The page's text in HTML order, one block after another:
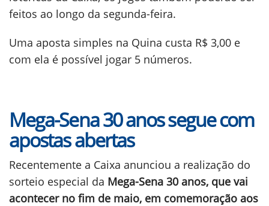
feitos ao longo da segunda-feira.
Uma aposta simples na Quina custa R$ 3,00 e
com ela é possível jogar 5 números.
Mega-Sena 30 anos segue com
apostas abertas
Recentemente a Caixa anunciou a realização do
sorteio especial da Mega-Sena 30 anos, que vai
acontecer no fim de maio, em comemoração aos